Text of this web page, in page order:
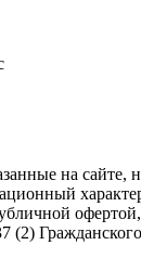
на сайте,
(2)